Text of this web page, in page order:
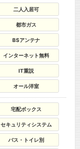
二人入居可
都市ガス
BSアンテナ
インターネット無料
IT重説
オール洋室
宅配ボックス
セキュリティシステム
バス・トイレ別